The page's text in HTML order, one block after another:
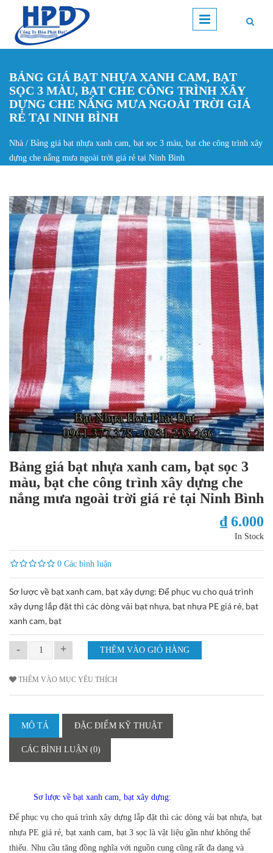
Nhảy đến nội dung
BẢNG GIÁ BẠT NHỰA XANH CAM, BẠT
SỌC 3 MÀU, BẠT CHE CÔNG TRÌNH XÂY
DỰNG CHE NẮNG MƯA NGOÀI TRỜI GIÁ
RẺ TẠI NINH BÌNH
Bạn đang ở đây
Nhà / Bảng giá bạt nhựa xanh cam, bạt sọc 3 màu, bạt che công trình xây
dựng che nắng mưa ngoài trời giá rẻ tại Ninh Bình
Bảng giá bạt nhựa xanh cam, bạt sọc 3
màu, bạt che công trình xây dựng che
nắng mưa ngoài trời giá rẻ tại Ninh Bình
₫ 6.000
In Stock
0 Các bình luận
Sơ lược về bạt xanh cam, bạt xây dựng: Để phục vụ cho quá trình
xây dựng lắp đặt thì các dòng vải bạt nhựa, bạt nhựa PE giá rẻ, bạt
xanh cam, bạt
- +
THÊM VÀO MỤC YÊU THÍCH
MÔ TẢ ĐẶC ĐIỂM KỸ THUẬT
CÁC BÌNH LUẬN (0)
Sơ lược về bạt xanh cam, bạt xây dựng:
Để phục vụ cho quá trình xây dựng lắp đặt thì các dòng vải bạt nhựa, bạt
nhựa PE giá rẻ, bạt xanh cam, bạt 3 sọc là vật liệu gần như không thể
thiếu. Nhu cầu tăng đồng nghĩa với nguồn cung cũng rất đa dạng và